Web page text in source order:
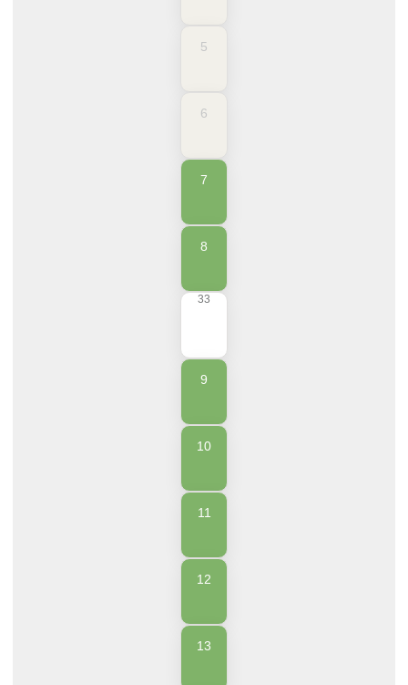
5
6
7
8
33
9
10
11
12
13